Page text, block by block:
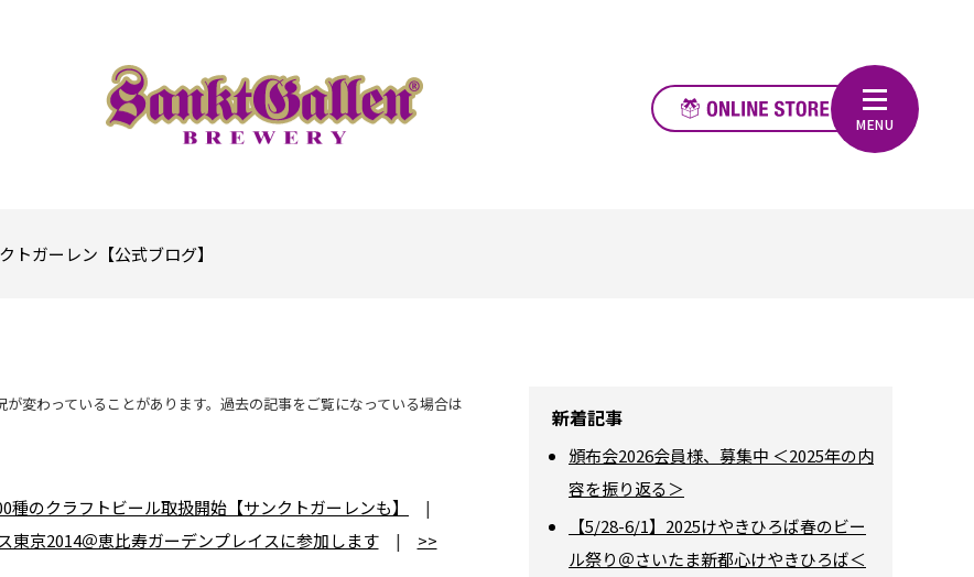
トガーレン【公式ブログ】
変わっていることがあります。過去の記事をご覧になっている場合は
種のクラフトビール取扱開始【サンクトガーレンも】
|
東京2014＠恵比寿ガーデンプレイスに参加します| >>
新着記事
頒布会2026会員様、募集中 ＜2025年の内
容を振り返る＞
【5/28-6/1】2025けやきひろば春のビー
ル祭り＠さいたま新都心けやきひろば＜